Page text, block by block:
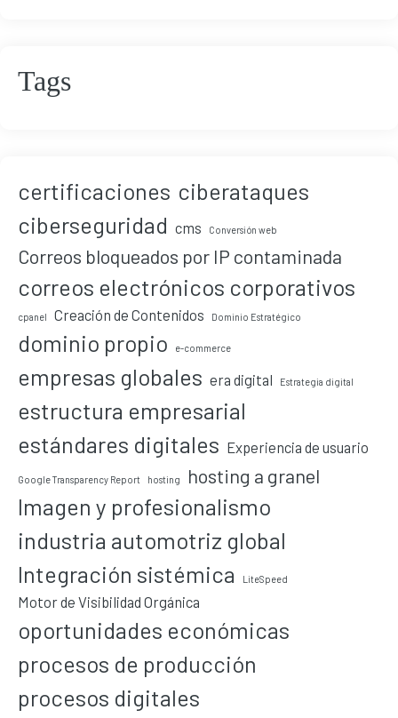
Tags
certificaciones ciberataques
ciberseguridad cms Conversión web
Correos bloqueados por IP contaminada
correos electrónicos corporativos
cpanel Creación de Contenidos Dominio Estratégico
dominio propio e-commerce
empresas globales era digital Estrategia digital
estructura empresarial
estándares digitales Experiencia de usuario
Google Transparency Report hosting hosting a granel
Imagen y profesionalismo
industria automotriz global
Integración sistémica
LiteSpeed
Motor de Visibilidad Orgánica
oportunidades económicas
procesos de producción
procesos digitales